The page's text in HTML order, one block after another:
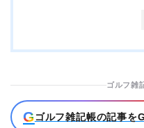
ゴルフ雑
G ゴルフ雑記帳の記事